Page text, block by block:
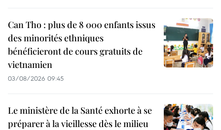
Can Tho : plus de 8 000 enfants issus
des minorités ethniques
bénéficieront de cours gratuits de
vietnamien
03/08/2026 09:45
Le ministère de la Santé exhorte à se
préparer à la vieillesse dès le milieu